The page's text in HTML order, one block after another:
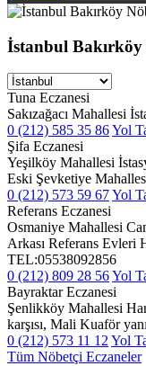
İstanbul Bakırköy
Tuna Eczanesi
Sakızağacı Mahallesi
0 (212) 585 35 86Yol
Şifa Eczanesi
Yeşilköy Mahallesi
Eski Şevketiye
0 (212) 573 59 67Yol
Referans Eczanesi
Osmaniye Mahallesi
Arkası Referans Evleri
TEL:05538092856
0 (212) 809 28 56Yol
Bayraktar Eczanesi
Şenlikköy Mahallesi
karşısı, Mali Kuaför
0 (212) 573 11 12 Yol
Tüm Nöbetçi Eczaneler